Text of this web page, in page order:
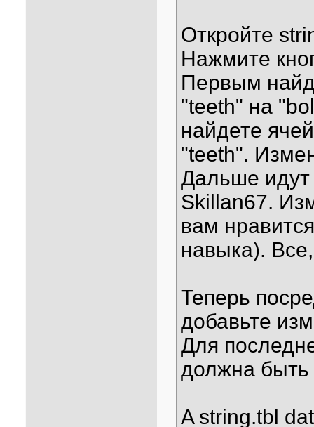
Откройте
Нажмите
Первым
"teeth" на
найдете
"teeth".
Дальше идут
Skillan67.
вам
навыка).
Теперь
добавьте
Для
должна быть
A string.tbl